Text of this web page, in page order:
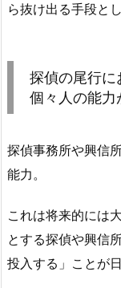
ら抜け出る手段と
探偵の尾行に
個々人の能力
探偵事務所や興信
能力。
これは将来的には
とする探偵や興信
投入する」ことが